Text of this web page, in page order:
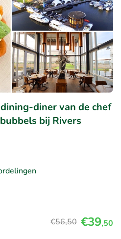
diner van de chef
bij Rivers
€56,50 €39,50